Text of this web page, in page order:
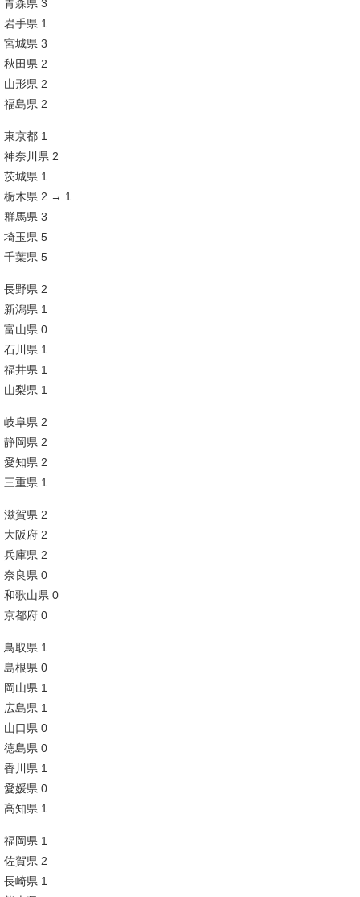
青森県 3
岩手県 1
宮城県 3
秋田県 2
山形県 2
福島県 2
東京都 1
神奈川県 2
茨城県 1
栃木県 2 → 1
群馬県 3
埼玉県 5
千葉県 5
長野県 2
新潟県 1
富山県 0
石川県 1
福井県 1
山梨県 1
岐阜県 2
静岡県 2
愛知県 2
三重県 1
滋賀県 2
大阪府 2
兵庫県 2
奈良県 0
和歌山県 0
京都府 0
鳥取県 1
島根県 0
岡山県 1
広島県 1
山口県 0
徳島県 0
香川県 1
愛媛県 0
高知県 1
福岡県 1
佐賀県 2
長崎県 1